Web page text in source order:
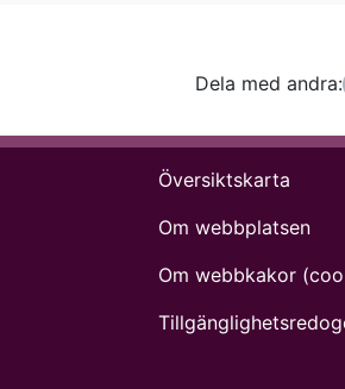
Dela med andra:
Översiktskarta
Om webbplatsen
Om webbkakor